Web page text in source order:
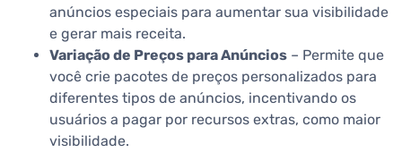
anúncios especiais para aumentar sua visibilidade
e gerar mais receita.
Variação de Preços para Anúncios – Permite que
você crie pacotes de preços personalizados para
diferentes tipos de anúncios, incentivando os
usuários a pagar por recursos extras, como maior
visibilidade.